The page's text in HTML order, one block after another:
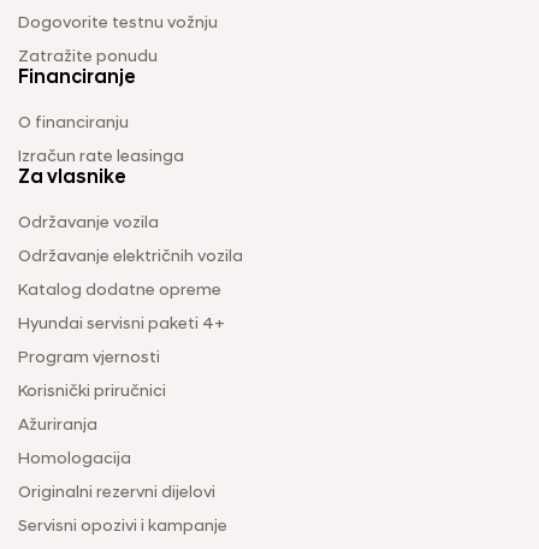
Dogovorite testnu vožnju
Zatražite ponudu
Financiranje
O financiranju
Izračun rate leasinga
Za vlasnike
Održavanje vozila
Održavanje električnih vozila
Katalog dodatne opreme
Hyundai servisni paketi 4+
Program vjernosti
Korisnički priručnici
Ažuriranja
Homologacija
Originalni rezervni dijelovi
Servisni opozivi i kampanje